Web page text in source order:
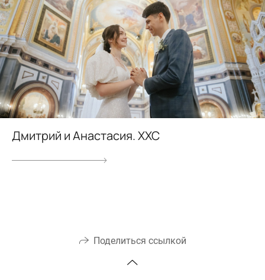
Дмитрий и Анастасия. ХХС
Поделиться ссылкой